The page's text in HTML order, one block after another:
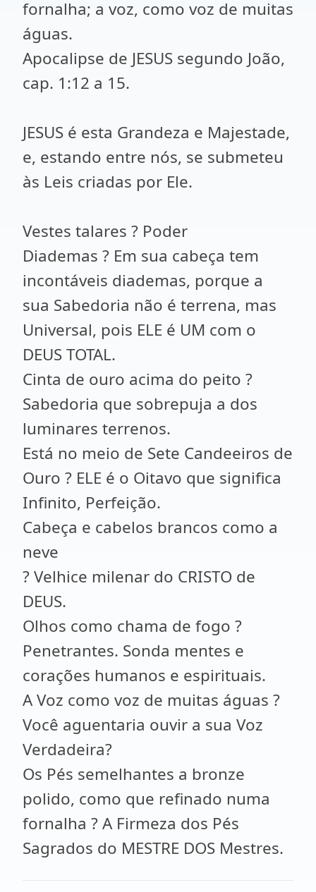
fornalha; a voz, como voz de muitas
águas.
Apocalipse de JESUS segundo João,
cap. 1:12 a 15.
JESUS é esta Grandeza e Majestade,
e, estando entre nós, se submeteu
às Leis criadas por Ele.
Vestes talares ? Poder
Diademas ? Em sua cabeça tem
incontáveis diademas, porque a
sua Sabedoria não é terrena, mas
Universal, pois ELE é UM com o
DEUS TOTAL.
Cinta de ouro acima do peito ?
Sabedoria que sobrepuja a dos
luminares terrenos.
Está no meio de Sete Candeeiros de
Ouro ? ELE é o Oitavo que significa
Infinito, Perfeição.
Cabeça e cabelos brancos como a
neve
? Velhice milenar do CRISTO de
DEUS.
Olhos como chama de fogo ?
Penetrantes. Sonda mentes e
corações humanos e espirituais.
A Voz como voz de muitas águas ?
Você aguentaria ouvir a sua Voz
Verdadeira?
Os Pés semelhantes a bronze
polido, como que refinado numa
fornalha ? A Firmeza dos Pés
Sagrados do MESTRE DOS Mestres.